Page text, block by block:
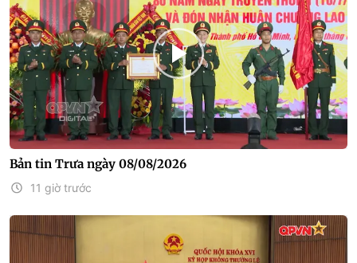
Bản tin Trưa ngày 08/08/2026
11 giờ trước